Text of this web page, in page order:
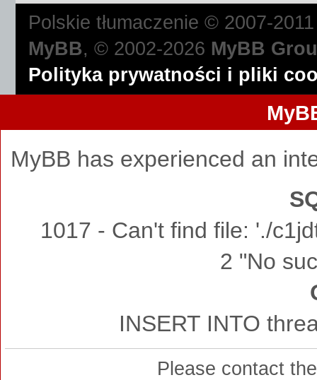
Polskie tłumaczenie © 2007-
MyBB, © 2002-2026 MyBB
Polityka prywatności i pliki
MyBB has experienced an
1017 - Can't find file: './
2 "No
INSERT INTO
Please contact